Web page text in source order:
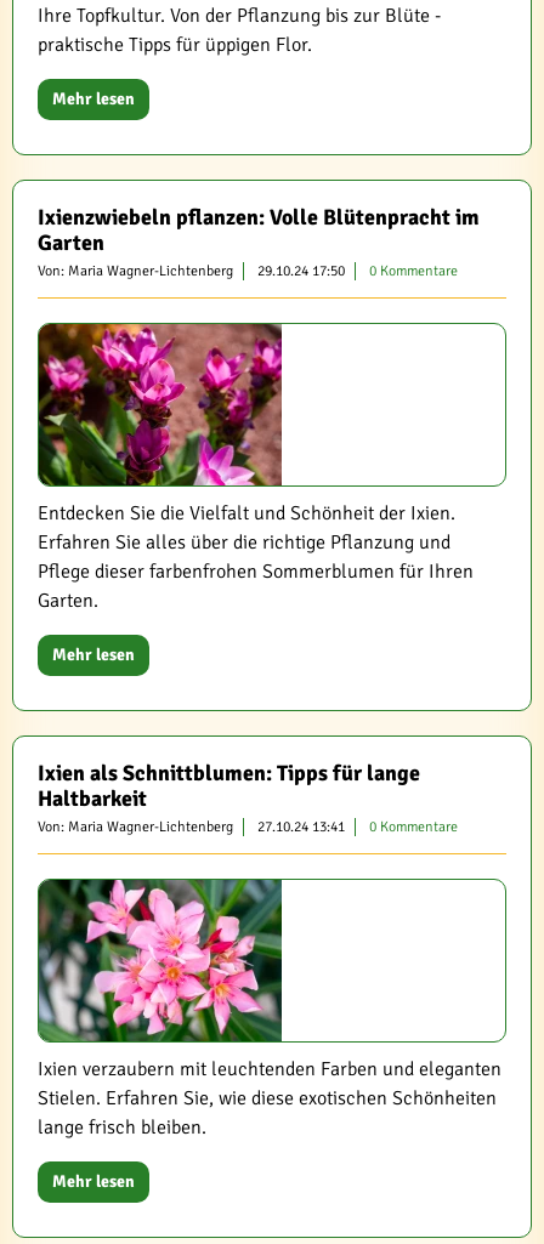
Ihre Topfkultur. Von der Pflanzung bis zur Blüte -
praktische Tipps für üppigen Flor.
Mehr lesen
Ixienzwiebeln pflanzen: Volle Blütenpracht im
Garten
Von: Maria Wagner-Lichtenberg 29.10.24 17:50 0 Kommentare
Entdecken Sie die Vielfalt und Schönheit der Ixien.
Erfahren Sie alles über die richtige Pflanzung und
Pflege dieser farbenfrohen Sommerblumen für Ihren
Garten.
Mehr lesen
Ixien als Schnittblumen: Tipps für lange
Haltbarkeit
Von: Maria Wagner-Lichtenberg 27.10.24 13:41 0 Kommentare
Ixien verzaubern mit leuchtenden Farben und eleganten
Stielen. Erfahren Sie, wie diese exotischen Schönheiten
lange frisch bleiben.
Mehr lesen